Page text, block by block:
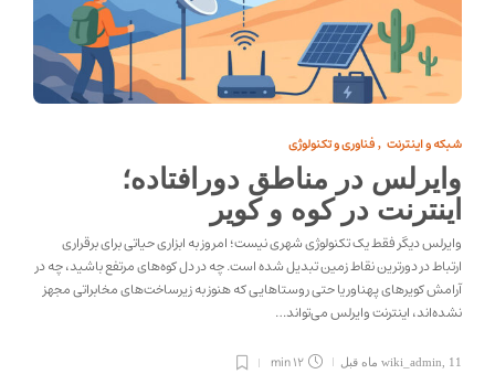
شبکه و اینترنت , فناوری و تکنولوژی
وایرلس در مناطق دورافتاده؛
اینترنت در کوه و کویر
وایرلس دیگر فقط یک تکنولوژی شهری نیست؛ امروز به ابزاری حیاتی برای برقراری
ارتباط در دورترین نقاط زمین تبدیل شده است. چه در دل کوه‌های مرتفع باشید، چه در
آرامش کویرهای پهناور یا حتی روستاهایی که هنوز به زیرساخت‌های مخابراتی مجهز
نشده‌اند، اینترنت وایرلس می‌تواند…
wiki_admin 11 ماه قبل 12 min